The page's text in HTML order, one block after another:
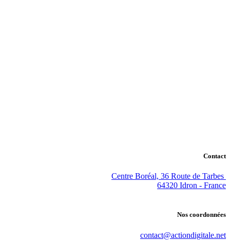
Contact
Centre Boréal, 36 Route de Tarbes
64320 Idron - France
Nos coordonnées
contact@actiondigitale.net